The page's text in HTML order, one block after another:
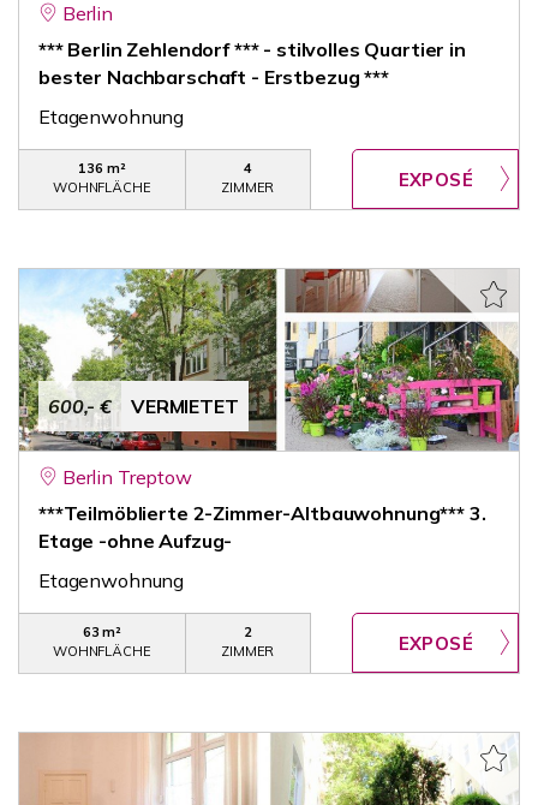
Berlin
*** Berlin Zehlendorf *** - stilvolles Quartier in
bester Nachbarschaft - Erstbezug ***
Etagenwohnung
136 m²
WOHNFLÄCHE
4
ZIMMER
600,- € VERMIETET
Berlin Treptow
***Teilmöblierte 2-Zimmer-Altbauwohnung*** 3.
Etage -ohne Aufzug-
Etagenwohnung
63 m²
WOHNFLÄCHE
2
ZIMMER